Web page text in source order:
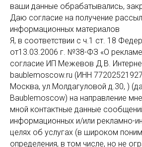
ваши данные обрабатывались,
Даю согласие на получение
информационных материалов
Я, в соответствии с ч.1 ст. 18
от13.03.2006 г. №38-ФЗ «О
согласие ИП Межевов Д.В.
baublemoscow.ru (ИНН
Москва, ул.Молдагуловой д.30, )
Baublemoscow) на направление
мной контактные данные
информационных и/или рекламно-
целях об услугах (в широком
определения, в том числе, но не